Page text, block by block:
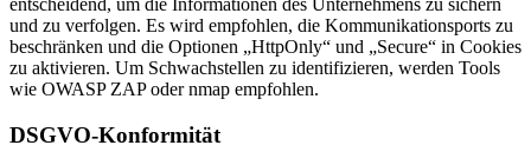
und zu verfolgen. Es wird empfohlen, die Kommunikationsports zu
beschränken und die Optionen „HttpOnly“ und „Secure“ in Cookies
zu aktivieren. Um Schwachstellen zu identifizieren, werden Tools
wie OWASP ZAP oder nmap empfohlen.
DSGVO-Konformität